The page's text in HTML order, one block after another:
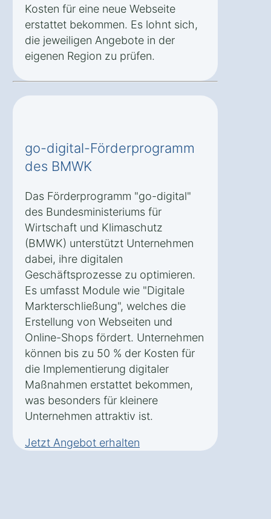
Kosten für eine neue Webseite
erstattet bekommen. Es lohnt sich,
die jeweiligen Angebote in der
eigenen Region zu prüfen.
go-digital-Förderprogramm
des BMWK
Das Förderprogramm "go-digital"
des Bundesministeriums für
Wirtschaft und Klimaschutz
(BMWK) unterstützt Unternehmen
dabei, ihre digitalen
Geschäftsprozesse zu optimieren.
Es umfasst Module wie "Digitale
Markterschließung", welches die
Erstellung von Webseiten und
Online-Shops fördert. Unternehmen
können bis zu 50 % der Kosten für
die Implementierung digitaler
Maßnahmen erstattet bekommen,
was besonders für kleinere
Unternehmen attraktiv ist.
Jetzt Angebot erhalten